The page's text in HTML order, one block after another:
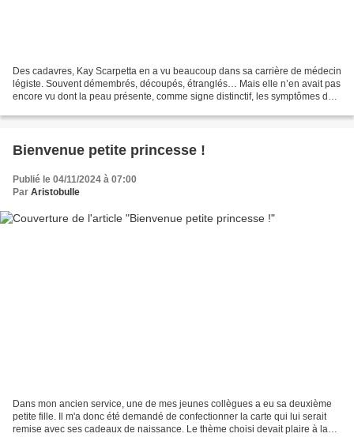
Des cadavres, Kay Scarpetta en a vu beaucoup dans sa carrière de médecin
légiste. Souvent démembrés, découpés, étranglés… Mais elle n’en avait pas
encore vu dont la peau présente, comme signe distinctif, les symptômes de
Bienvenue petite princesse !
Publié le 04/11/2024 à 07:00
Par Aristobulle
Dans mon ancien service, une de mes jeunes collègues a eu sa deuxième
petite fille. Il m'a donc été demandé de confectionner la carte qui lui serait
remise avec ses cadeaux de naissance. Le thème choisi devait plaire à la